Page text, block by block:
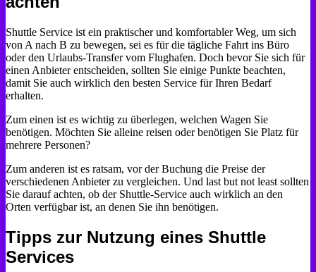
Shuttle Service ist ein praktischer und komfortabler Weg, um sich
von A nach B zu bewegen, sei es für die tägliche Fahrt ins Büro
oder den Urlaubs-Transfer vom Flughafen. Doch bevor Sie sich für
einen Anbieter entscheiden, sollten Sie einige Punkte beachten,
damit Sie auch wirklich den besten Service für Ihren Bedarf
erhalten.
Zum einen ist es wichtig zu überlegen, welchen Wagen Sie
benötigen. Möchten Sie alleine reisen oder benötigen Sie Platz für
mehrere Personen?
Zum anderen ist es ratsam, vor der Buchung die Preise der
verschiedenen Anbieter zu vergleichen. Und last but not least sollten
Sie darauf achten, ob der Shuttle-Service auch wirklich an den
Orten verfügbar ist, an denen Sie ihn benötigen.
Tipps zur Nutzung eines Shuttle
Services